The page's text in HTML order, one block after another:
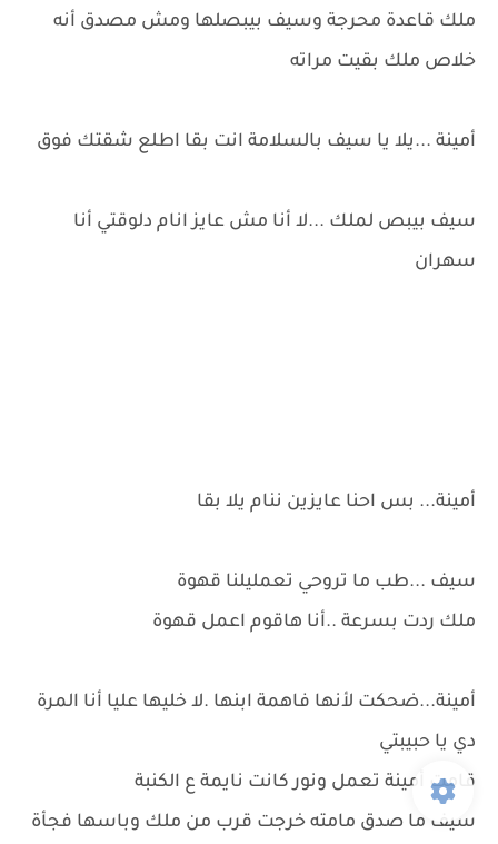
ملك قاعدة محرجة وسيف بيبصلها ومش مصدق أنه
خلاص ملك بقيت مراته
أمينة ...يلا يا سيف بالسلامة انت بقا اطلع شقتك فوق
سيف بيبص لملك ...لا أنا مش عايز انام دلوقتي أنا
سهران
أمينة... بس احنا عايزين ننام يلا بقا
سيف ...طب ما تروحي تعمليلنا قهوة
ملك ردت بسرعة ..أنا هاقوم اعمل قهوة
أمينة...ضحكت لأنها فاهمة ابنها .لا خليها عليا أنا المرة
دي يا حبيبتي
قامت أمينة تعمل ونور كانت نايمة ع الكنبة
سيف ما صدق مامته خرجت قرب من ملك وباسها فجأة